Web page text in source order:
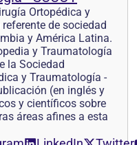
Ortopédica y
de sociedad
y América Latina.
y Traumatología
la Sociedad
y Traumatología -
(en inglés y
y científicos sobre
áreas afines a esta